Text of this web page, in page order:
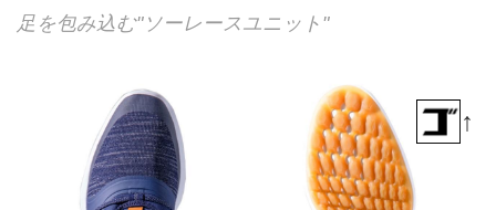
足を包み込む"ソーレースユニット"
↑